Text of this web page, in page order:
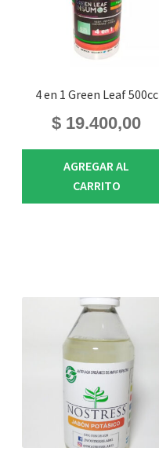
4 en 1 Green Leaf 500cc
$ 19.400,00
AGREGAR AL
CARRITO